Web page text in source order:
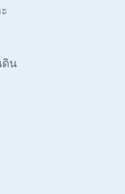
ดิน